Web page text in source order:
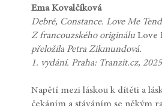
Ema Kovalčíková
Debré, Constance. Love Me
Z francouzského origináluLove
přeložila Petra Zikmundová.
1. vydání. Praha: Tranzit.cz,
Napětí mezi láskou k dítěti a